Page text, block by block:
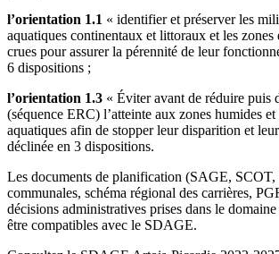
l’orientation 1.1 « identifier et préserver les
aquatiques continentaux et littoraux et les zones
crues pour assurer la pérennité de leur
6 dispositions ;
l’orientation 1.3 « Éviter avant de réduire puis
(séquence ERC) l’atteinte aux zones humides
aquatiques afin de stopper leur disparition et
déclinée en 3 dispositions.
Les documents de planification (SAGE,
communales, schéma régional des carrières,
décisions administratives prises dans le
être compatibles avec le SDAGE.